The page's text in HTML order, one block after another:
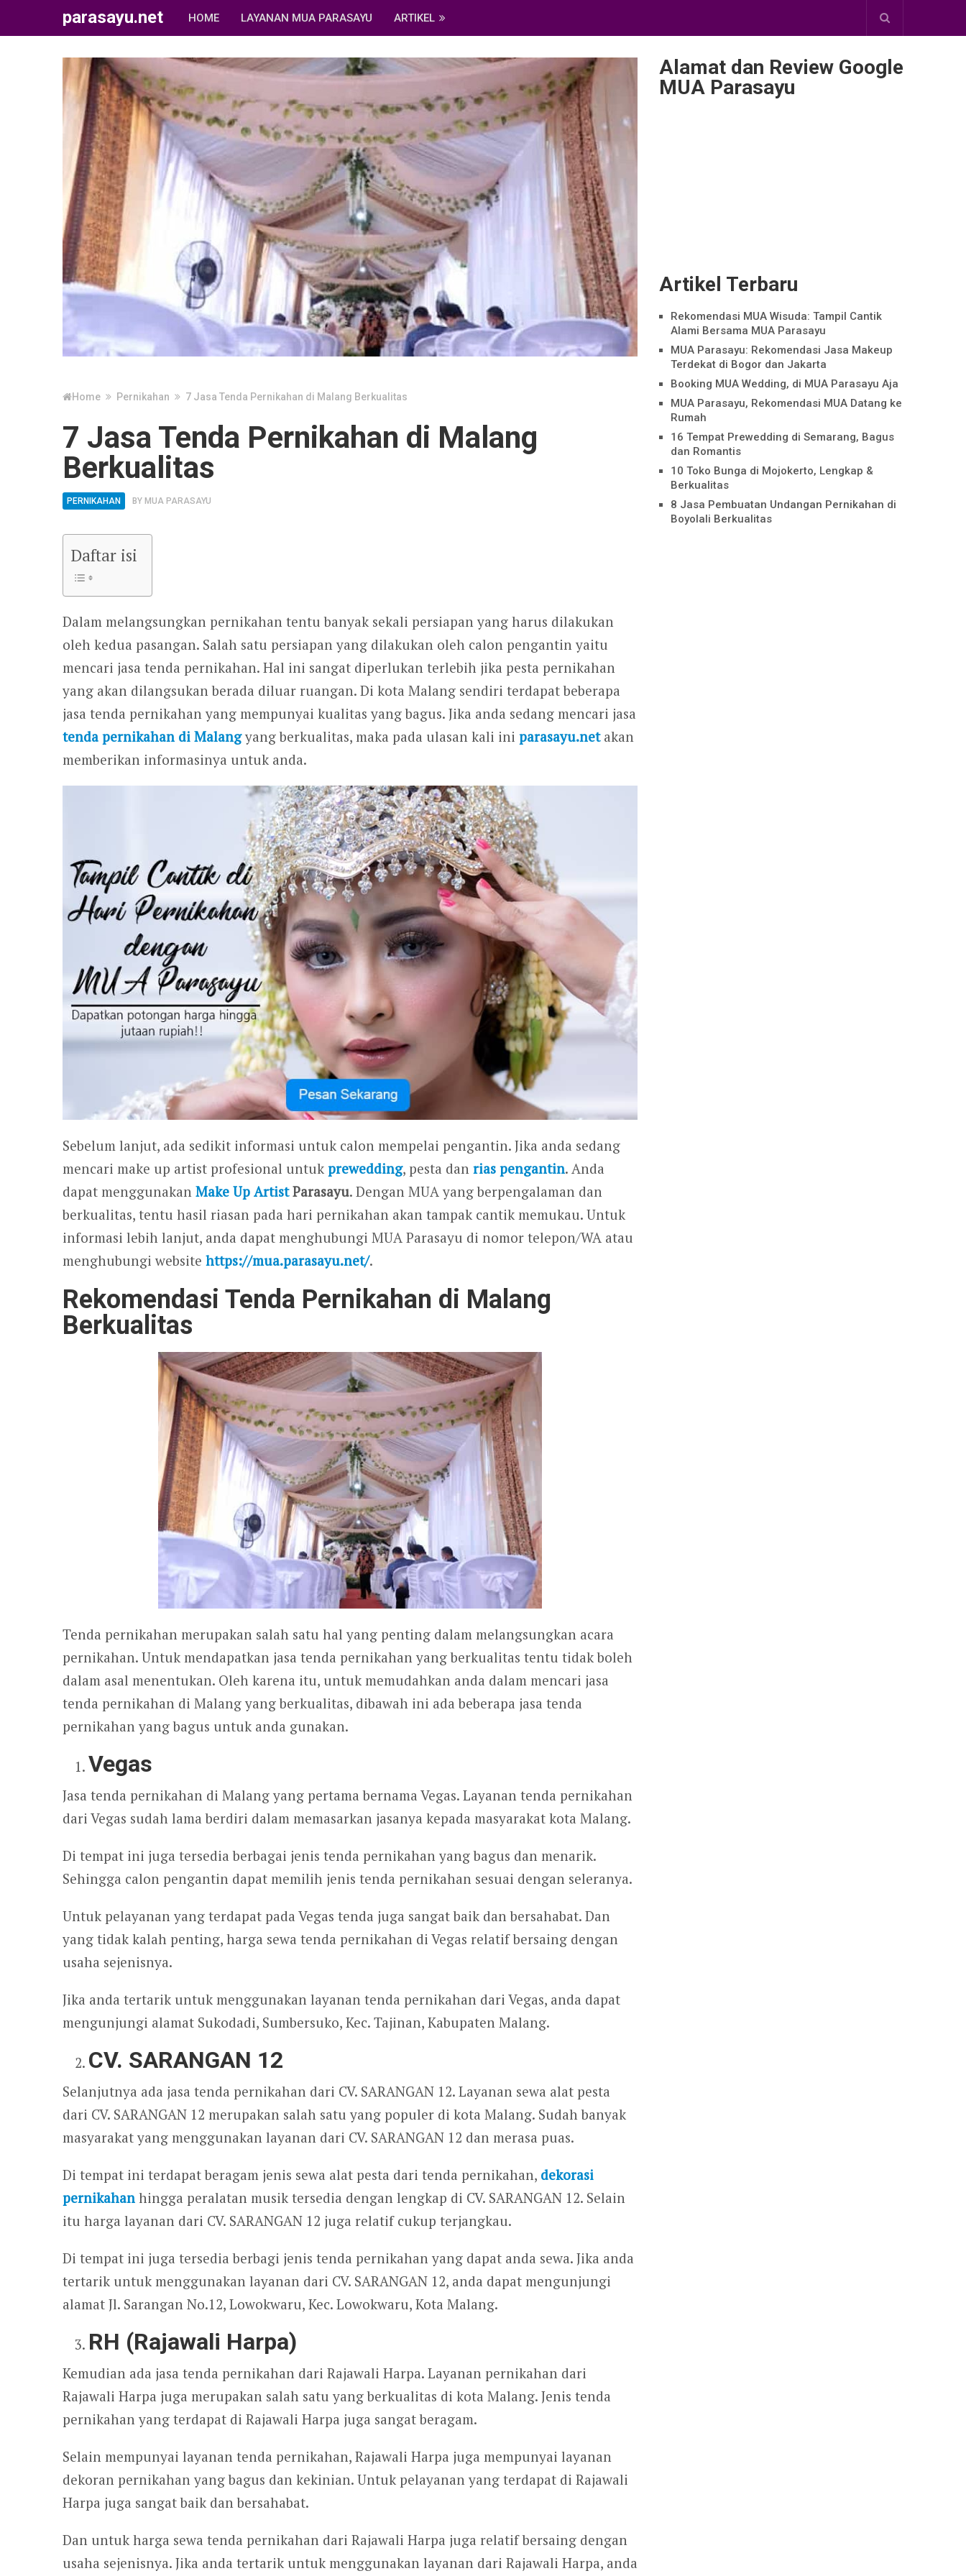
parasayu.net HOME LAYANAN MUA PARASAYU ARTIKEL
Home Pernikahan 7 Jasa Tenda Pernikahan di Malang Berkualitas
7 Jasa Tenda Pernikahan di Malang
Berkualitas
PERNIKAHAN BY MUA PARASAYU
Daftar isi
Dalam melangsungkan pernikahan tentu banyak sekali persiapan yang harus dilakukan
oleh kedua pasangan. Salah satu persiapan yang dilakukan oleh calon pengantin yaitu
mencari jasa tenda pernikahan. Hal ini sangat diperlukan terlebih jika pesta pernikahan
yang akan dilangsukan berada diluar ruangan. Di kota Malang sendiri terdapat beberapa
jasa tenda pernikahan yang mempunyai kualitas yang bagus. Jika anda sedang mencari jasa
tenda pernikahan di Malangyang berkualitas, maka pada ulasan kali ini parasayu.netakan
memberikan informasinya untuk anda.
Sebelum lanjut, ada sedikit informasi untuk calon mempelai pengantin. Jika anda sedang
mencari make up artist profesional untuk prewedding, pesta dan rias pengantin. Anda
dapat menggunakan Make Up ArtistParasayu. Dengan MUA yang berpengalaman dan
berkualitas, tentu hasil riasan pada hari pernikahan akan tampak cantik memukau. Untuk
informasi lebih lanjut, anda dapat menghubungi MUA Parasayu di nomor telepon/WA atau
menghubungi website https://mua.parasayu.net/.
Rekomendasi Tenda Pernikahan di Malang
Berkualitas
Tenda pernikahan merupakan salah satu hal yang penting dalam melangsungkan acara
pernikahan. Untuk mendapatkan jasa tenda pernikahan yang berkualitas tentu tidak boleh
dalam asal menentukan. Oleh karena itu, untuk memudahkan anda dalam mencari jasa
tenda pernikahan di Malang yang berkualitas, dibawah ini ada beberapa jasa tenda
pernikahan yang bagus untuk anda gunakan.
Vegas
Jasa tenda pernikahan di Malang yang pertama bernama Vegas. Layanan tenda pernikahan
dari Vegas sudah lama berdiri dalam memasarkan jasanya kepada masyarakat kota Malang.
Di tempat ini juga tersedia berbagai jenis tenda pernikahan yang bagus dan menarik.
Sehingga calon pengantin dapat memilih jenis tenda pernikahan sesuai dengan seleranya.
Untuk pelayanan yang terdapat pada Vegas tenda juga sangat baik dan bersahabat. Dan
yang tidak kalah penting, harga sewa tenda pernikahan di Vegas relatif bersaing dengan
usaha sejenisnya.
Jika anda tertarik untuk menggunakan layanan tenda pernikahan dari Vegas, anda dapat
mengunjungi alamat Sukodadi, Sumbersuko, Kec. Tajinan, Kabupaten Malang.
CV. SARANGAN 12
Selanjutnya ada jasa tenda pernikahan dari CV. SARANGAN 12. Layanan sewa alat pesta
dari CV. SARANGAN 12 merupakan salah satu yang populer di kota Malang. Sudah banyak
masyarakat yang menggunakan layanan dari CV. SARANGAN 12 dan merasa puas.
Di tempat ini terdapat beragam jenis sewa alat pesta dari tenda pernikahan, dekorasi
pernikahan hingga peralatan musik tersedia dengan lengkap di CV. SARANGAN 12. Selain
itu harga layanan dari CV. SARANGAN 12 juga relatif cukup terjangkau.
Di tempat ini juga tersedia berbagi jenis tenda pernikahan yang dapat anda sewa. Jika anda
tertarik untuk menggunakan layanan dari CV. SARANGAN 12, anda dapat mengunjungi
alamat Jl. Sarangan No.12, Lowokwaru, Kec. Lowokwaru, Kota Malang.
RH (Rajawali Harpa)
Kemudian ada jasa tenda pernikahan dari Rajawali Harpa. Layanan pernikahan dari
Rajawali Harpa juga merupakan salah satu yang berkualitas di kota Malang. Jenis tenda
pernikahan yang terdapat di Rajawali Harpa juga sangat beragam.
Selain mempunyai layanan tenda pernikahan, Rajawali Harpa juga mempunyai layanan
dekoran pernikahan yang bagus dan kekinian. Untuk pelayanan yang terdapat di Rajawali
Harpa juga sangat baik dan bersahabat.
Dan untuk harga sewa tenda pernikahan dari Rajawali Harpa juga relatif bersaing dengan
usaha sejenisnya. Jika anda tertarik untuk menggunakan layanan dari Rajawali Harpa, anda
Alamat dan Review Google
MUA Parasayu
Artikel Terbaru
Rekomendasi MUA Wisuda: Tampil Cantik
Alami Bersama MUA Parasayu
MUA Parasayu: Rekomendasi Jasa Makeup
Terdekat di Bogor dan Jakarta
Booking MUA Wedding, di MUA Parasayu Aja
MUA Parasayu, Rekomendasi MUA Datang ke
Rumah
16 Tempat Prewedding di Semarang, Bagus
dan Romantis
10 Toko Bunga di Mojokerto, Lengkap &
Berkualitas
8 Jasa Pembuatan Undangan Pernikahan di
Boyolali Berkualitas